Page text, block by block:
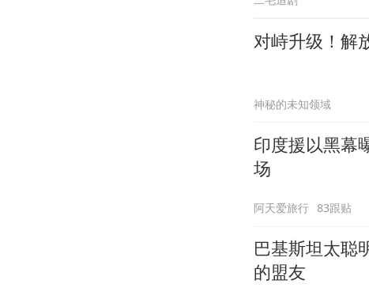
对峙升级！解
神秘的未知领域
印度援以黑幕
场
阿天爱旅行 83跟贴
巴基斯坦太聪
的盟友